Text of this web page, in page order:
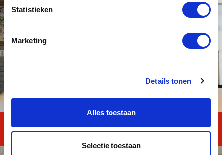
Statistieken
Marketing
Details tonen
Alles toestaan
Selectie toestaan
MAVO TOTAAL